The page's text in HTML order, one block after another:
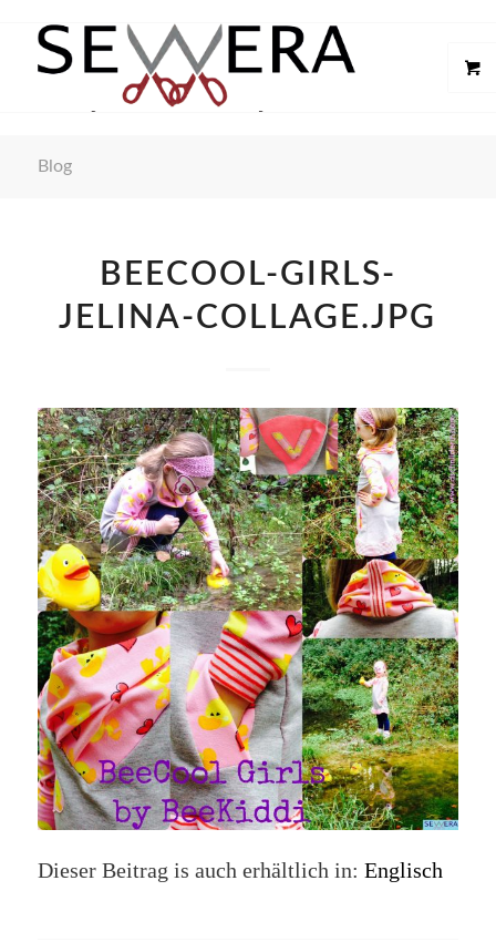
Blog
BEECOOL-GIRLS-
JELINA-COLLAGE.JPG
Dieser Beitrag is auch erhältlich in: Englisch